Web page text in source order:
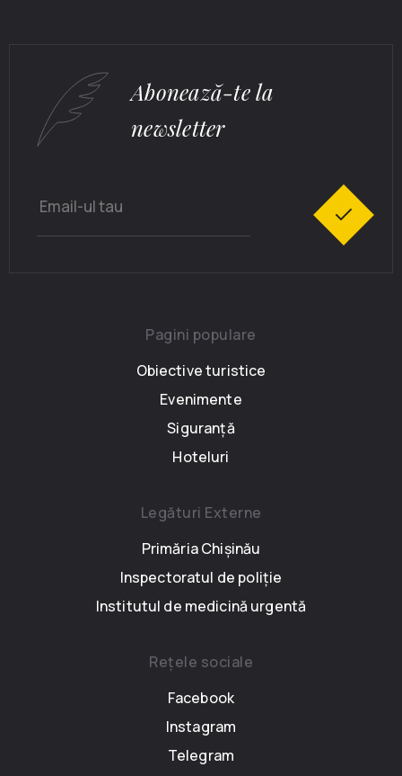
Abonează-te la
newsletter
Pagini populare
Obiective turistice
Evenimente
Siguranță
Hoteluri
Legături Externe
Primăria Chișinău
Inspectoratul de poliție
Institutul de medicină urgentă
Rețele sociale
Facebook
Instagram
Telegram